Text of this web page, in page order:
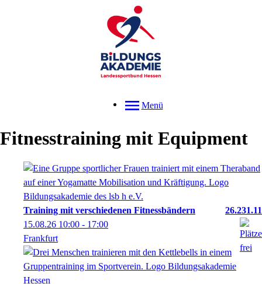
Menü
Fitnesstraining mit Equipment
Training mit verschiedenen Fitnessbändern
26.231.11
15.08.26 10:00 - 17:00
Frankfurt